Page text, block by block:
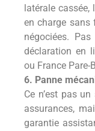
latérale cassée,
en charge sans
négociées.
déclaration en
ou France Pare-
6. Panne
Ce n’est pas
assurances,
garantie